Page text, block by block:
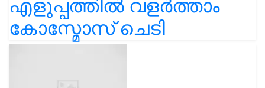
എളുപ്പത്തിൽ വളർത്താം
കോസ്മോസ് ചെടി